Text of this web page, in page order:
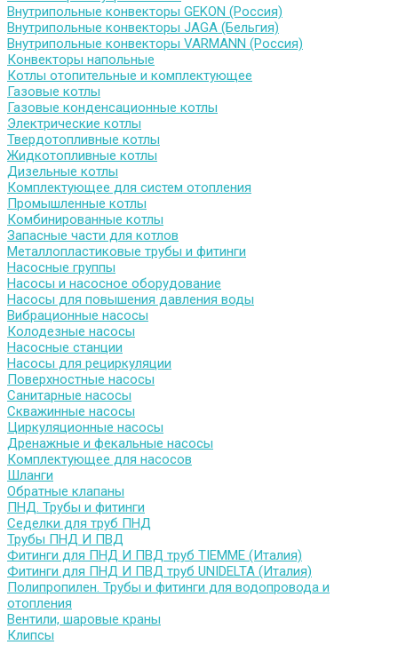
Внутрипольные конвекторы GEKON (Россия)
Внутрипольные конвекторы JAGA (Бельгия)
Внутрипольные конвекторы VARMANN (Россия)
Конвекторы напольные
Котлы отопительные и комплектующее
Газовые котлы
Газовые конденсационные котлы
Электрические котлы
Твердотопливные котлы
Жидкотопливные котлы
Дизельные котлы
Комплектующее для систем отопления
Промышленные котлы
Комбинированные котлы
Запасные части для котлов
Металлопластиковые трубы и фитинги
Насосные группы
Насосы и насосное оборудование
Насосы для повышения давления воды
Вибрационные насосы
Колодезные насосы
Насосные станции
Насосы для рециркуляции
Поверхностные насосы
Санитарные насосы
Скважинные насосы
Циркуляционные насосы
Дренажные и фекальные насосы
Комплектующее для насосов
Шланги
Обратные клапаны
ПНД. Трубы и фитинги
Седелки для труб ПНД
Трубы ПНД И ПВД
Фитинги для ПНД И ПВД труб TIEMME (Италия)
Фитинги для ПНД И ПВД труб UNIDELTA (Италия)
Полипропилен. Трубы и фитинги для водопровода и
отопления
Вентили, шаровые краны
Клипсы